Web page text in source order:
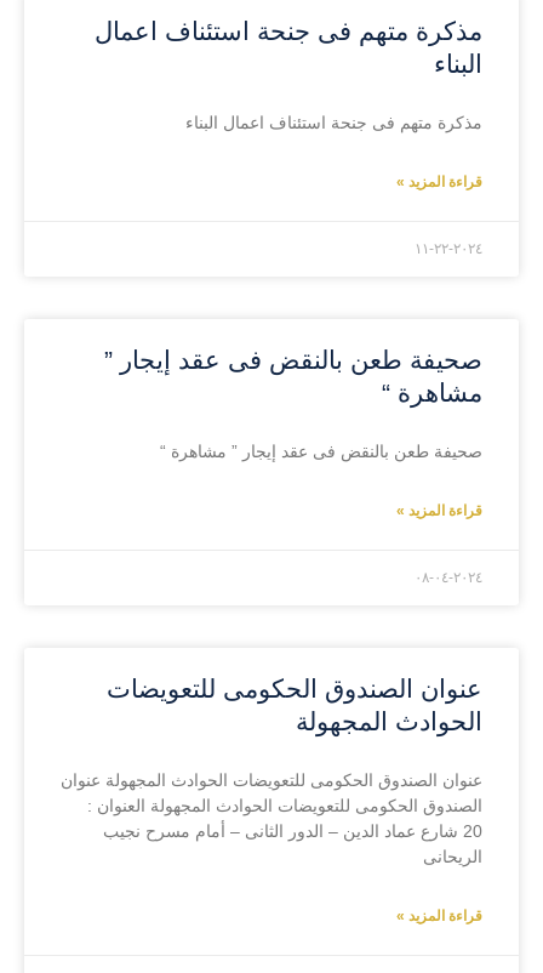
مذكرة متهم فى جنحة استئناف اعمال
البناء
مذكرة متهم فى جنحة استئناف اعمال البناء
قراءة المزيد »
۲۰۲٤-۱۱-۲۲
صحيفة طعن بالنقض فى عقد إيجار ”
مشاهرة “
صحيفة طعن بالنقض فى عقد إيجار ” مشاهرة “
قراءة المزيد »
۲۰۲٤-۰٤-۰۸
عنوان الصندوق الحكومى للتعويضات
الحوادث المجهولة
عنوان الصندوق الحكومى للتعويضات الحوادث المجهولة عنوان
الصندوق الحكومى للتعويضات الحوادث المجهولة العنوان :
20 شارع عماد الدين – الدور الثانى – أمام مسرح نجيب
الريحانى
قراءة المزيد »